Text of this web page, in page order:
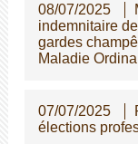
08/07/2025
indemnitaire
gardes
Maladie
07/07/2025
élections